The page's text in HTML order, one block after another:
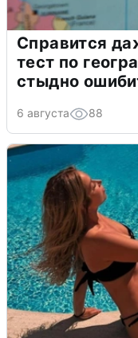
Справится
тест по
стыдно
6 августа 88